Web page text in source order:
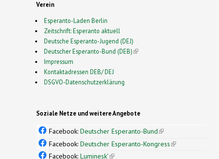
Verein
Esperanto-Laden Berlin
Zeitschrift: Esperanto aktuell
Deutsche Esperanto-Jugend (DEJ)
Deutscher Esperanto-Bund (DEB)(link is external)
Impressum
Kontaktadressen DEB/ DEJ
DSGVO-Datenschutzerklärung
Soziale Netze und weitere Angebote
Facebook: Deutscher Esperanto-Bund(link is
external)
Facebook: Deutscher Esperanto-Kongress(link is
Facebook: Luminesk'(link is external)